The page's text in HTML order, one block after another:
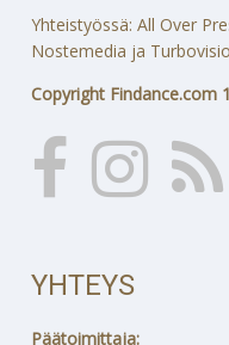
Yhteistyössä: All Over
Nostemedia ja
Copyright Findance.com
YHTEYS
Päätoimittaja: